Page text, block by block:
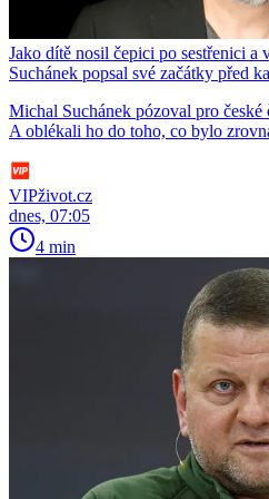
Jako dítě nosil čepici po sestřenici a
Suchánek popsal své začátky před
Michal Suchánek pózoval pro české
A oblékali ho do toho, co bylo
VIPživot.cz
dnes, 07:05
4 min